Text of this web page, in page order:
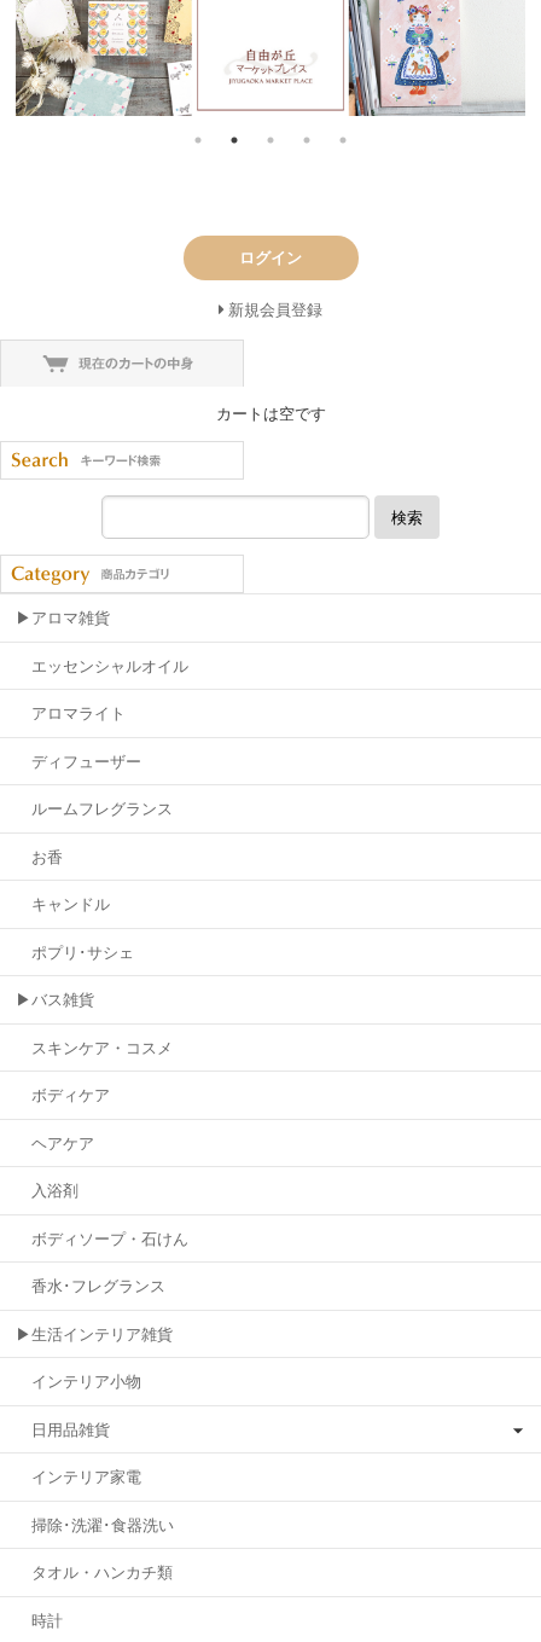
ログイン
新規会員登録
カートは空です
検索
▶アロマ雑貨
エッセンシャルオイル
アロマライト
ディフューザー
ルームフレグランス
お香
キャンドル
ポプリ･サシェ
▶バス雑貨
スキンケア・コスメ
ボディケア
ヘアケア
入浴剤
ボディソープ・石けん
香水･フレグランス
▶生活インテリア雑貨
インテリア小物
日用品雑貨
インテリア家電
掃除･洗濯･食器洗い
タオル・ハンカチ類
時計